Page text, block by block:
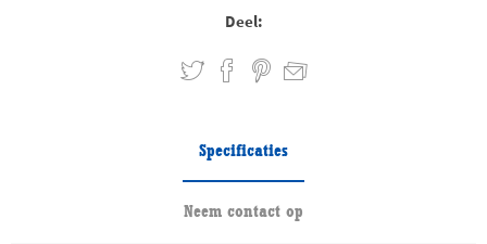
Deel:
Specificaties
Neem contact op